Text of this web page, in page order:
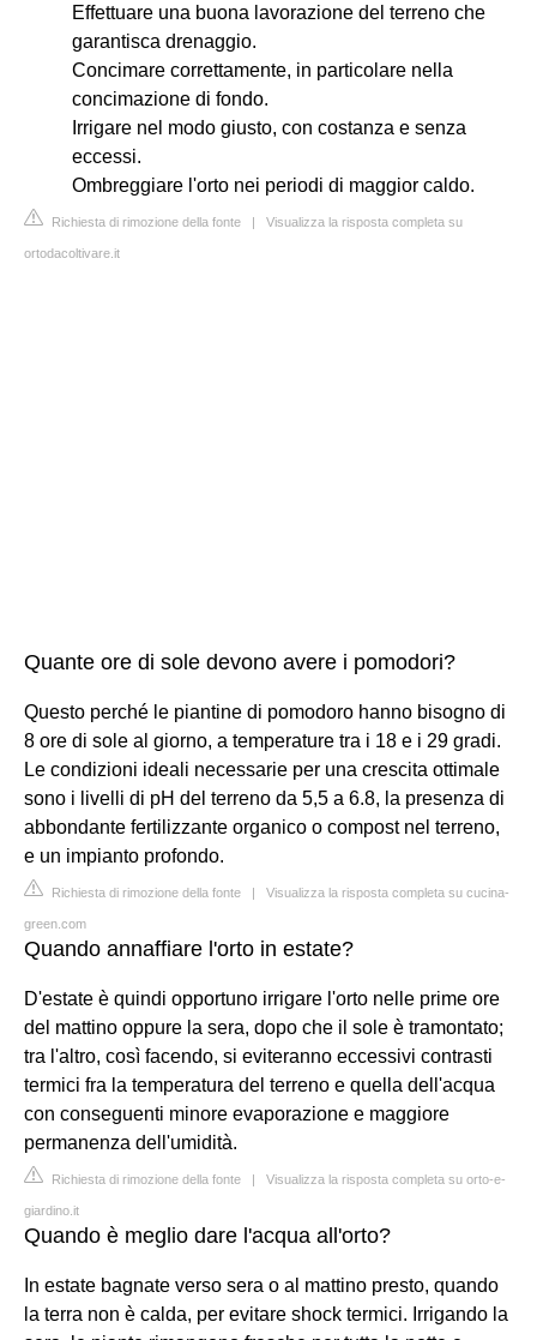
Effettuare una buona lavorazione del terreno che
garantisca drenaggio.
Concimare correttamente, in particolare nella
concimazione di fondo.
Irrigare nel modo giusto, con costanza e senza
eccessi.
Ombreggiare l'orto nei periodi di maggior caldo.
Richiesta di rimozione della fonte | Visualizza la risposta completa su
ortodacoltivare.it
Quante ore di sole devono avere i pomodori?
Questo perché le piantine di pomodoro hanno bisogno di
8 ore di sole al giorno, a temperature tra i 18 e i 29 gradi.
Le condizioni ideali necessarie per una crescita ottimale
sono i livelli di pH del terreno da 5,5 a 6.8, la presenza di
abbondante fertilizzante organico o compost nel terreno,
e un impianto profondo.
Richiesta di rimozione della fonte | Visualizza la risposta completa su cucina-
green.com
Quando annaffiare l'orto in estate?
D'estate è quindi opportuno irrigare l'orto nelle prime ore
del mattino oppure la sera, dopo che il sole è tramontato;
tra l'altro, così facendo, si eviteranno eccessivi contrasti
termici fra la temperatura del terreno e quella dell'acqua
con conseguenti minore evaporazione e maggiore
permanenza dell'umidità.
Richiesta di rimozione della fonte | Visualizza la risposta completa su orto-e-
giardino.it
Quando è meglio dare l'acqua all'orto?
In estate bagnate verso sera o al mattino presto, quando
la terra non è calda, per evitare shock termici. Irrigando la